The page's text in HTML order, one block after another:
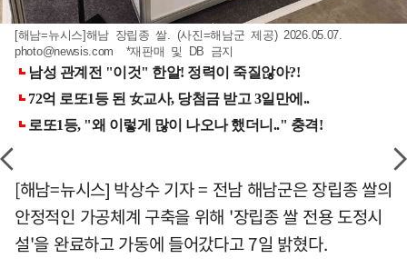
[해남=뉴시스]해남 장립종 쌀. (사진=해남군 제공) 2026.05.07.
photo@newsis.com *재판매 및 DB 금지
[해남=뉴시스] 박상수 기자 = 전남 해남군은 장립종 쌀의
안정적인 가공체계 구축을 위해 '장립종 쌀 전용 도정시
설'을 완료하고 가동에 들어갔다고 7일 밝혔다.